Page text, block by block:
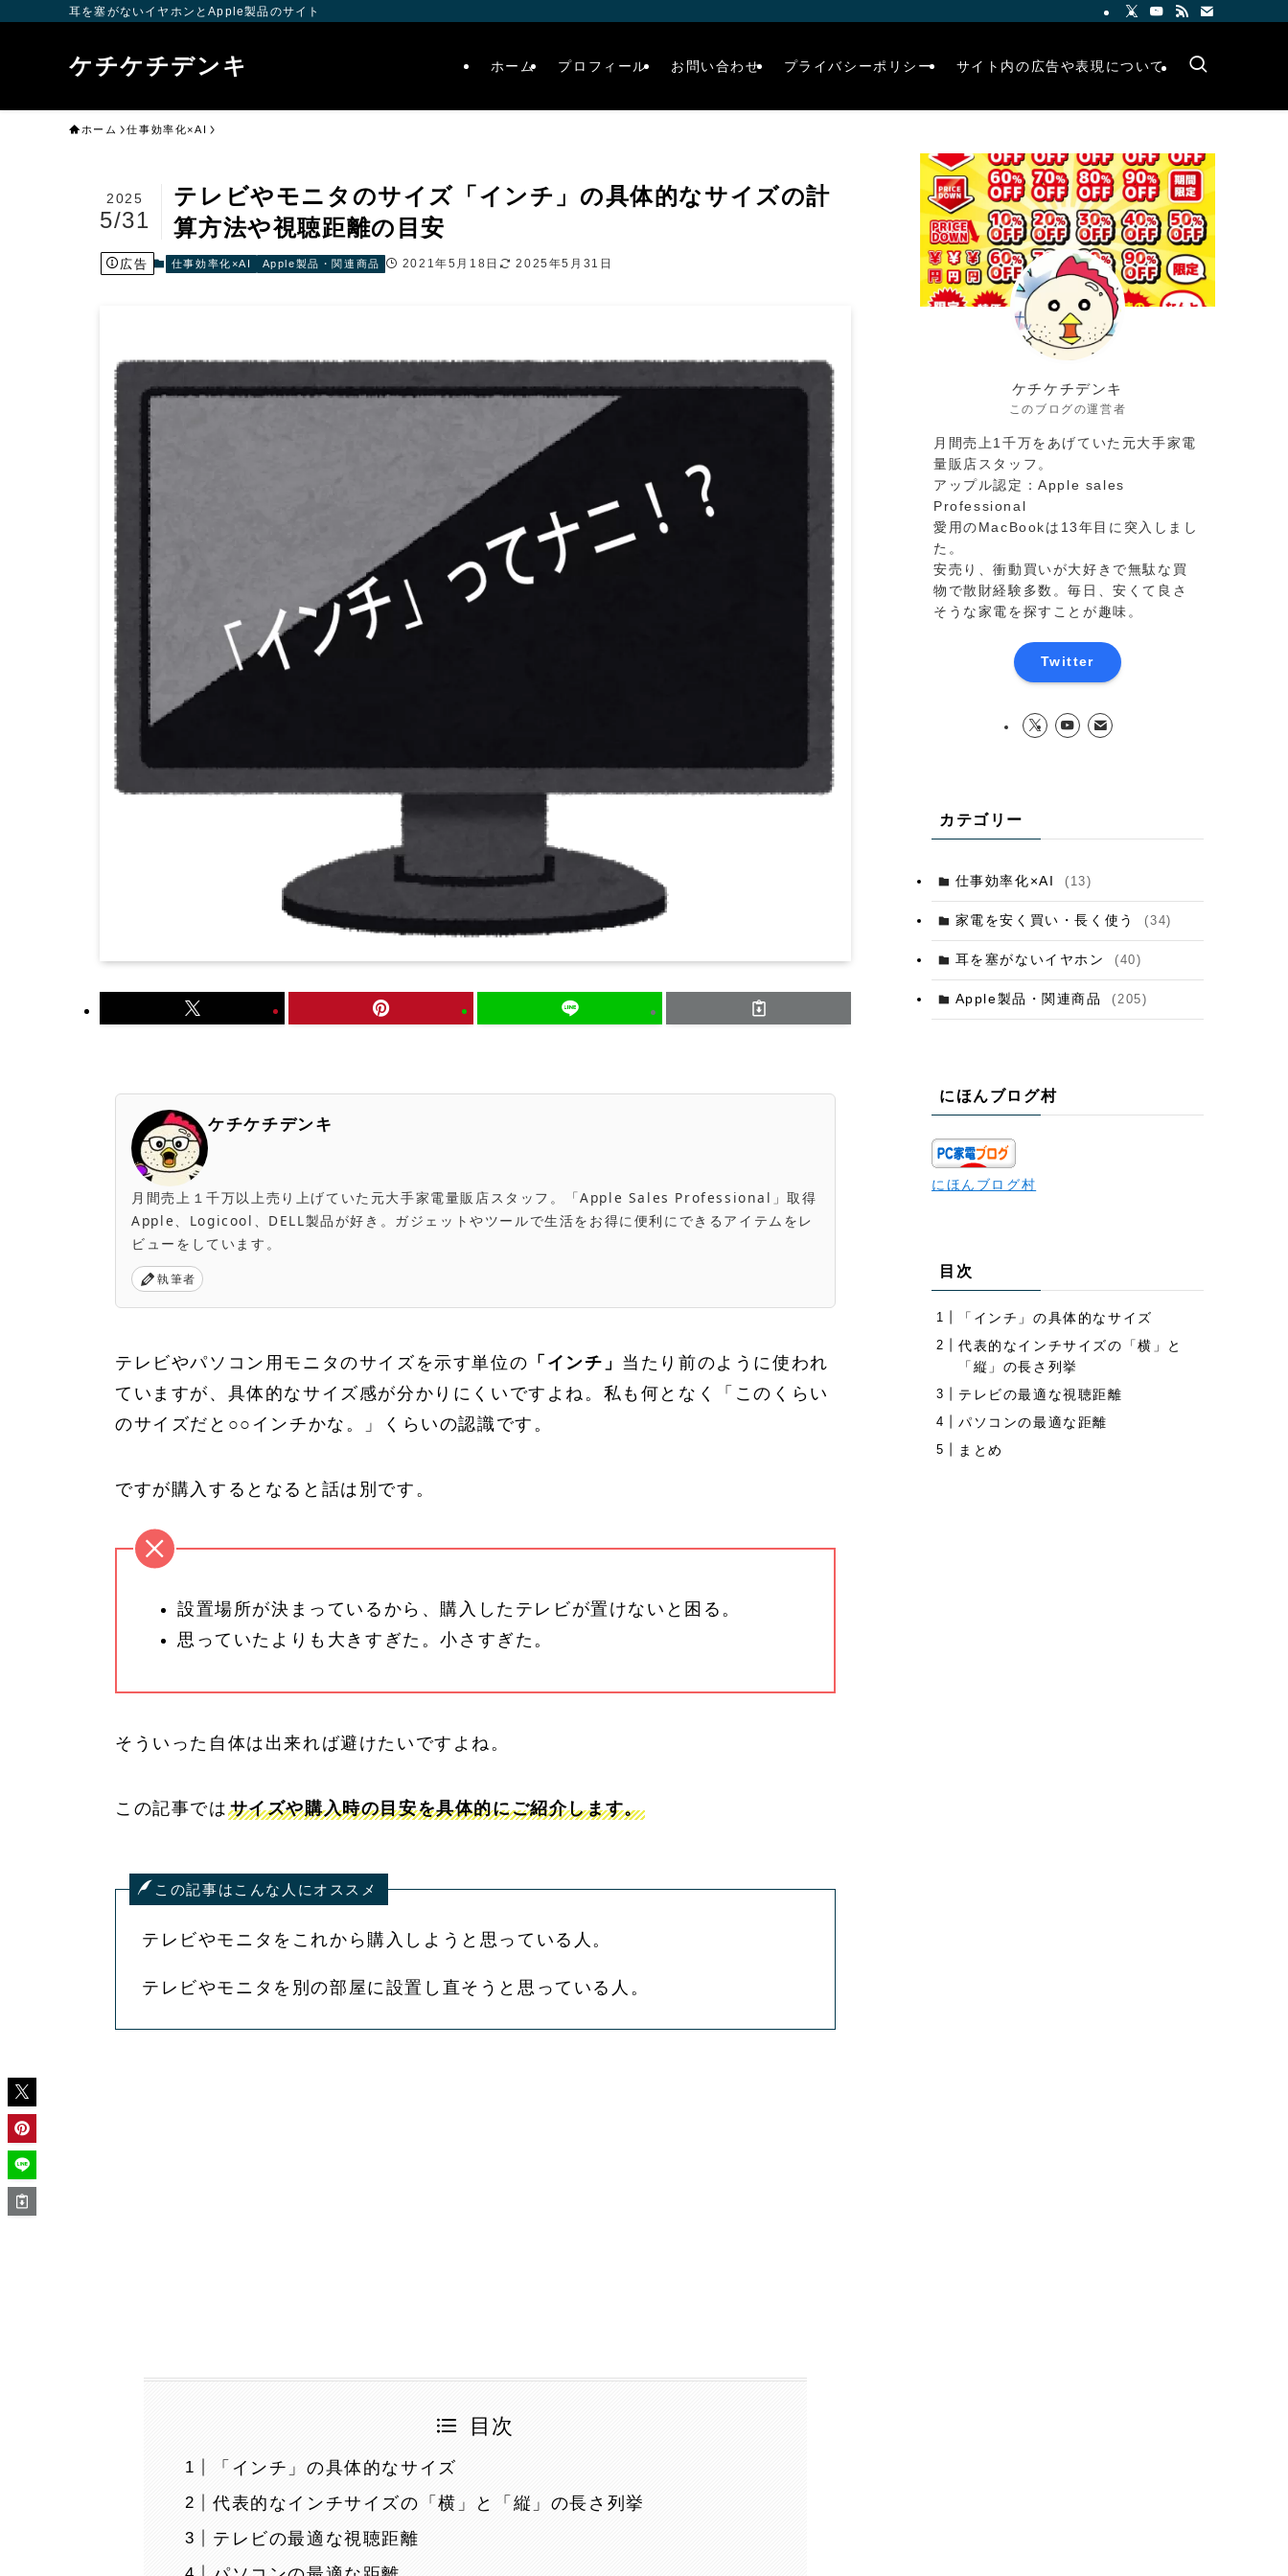
耳を塞がないイヤホンとApple製品のサイト
ケチケチデンキ ホーム プロフィール お問い合わせ プライバシーポリシー サイト内の広告や表現について
ホーム 仕事効率化×AI
テレビやモニタのサイズ「インチ」の具体的なサイズの計
算方法や視聴距離の目安
2025
5/31
広告 仕事効率化×AI Apple製品・関連商品 2021年5月18日 2025年5月31日
ケチケチデンキ
月間売上１千万以上売り上げていた元大手家電量販店スタッフ。「Apple Sales Professional」取得
Apple、Logicool、DELL製品が好き。ガジェットやツールで生活をお得に便利にできるアイテムをレ
ビューをしています。
執筆者
テレビやパソコン用モニタのサイズを示す単位の 「インチ」 当たり前のように使われ
ていますが、具体的なサイズ感が分かりにくいですよね。私も何となく「このくらい
のサイズだと○○インチかな。」くらいの認識です。
ですが購入するとなると話は別です。
設置場所が決まっているから、購入したテレビが置けないと困る。
思っていたよりも大きすぎた。小さすぎた。
そういった自体は出来れば避けたいですよね。
この記事では サイズや購入時の目安を具体的にご紹介します。
この記事はこんな人にオススメ
テレビやモニタをこれから購入しようと思っている人。
テレビやモニタを別の部屋に設置し直そうと思っている人。
目次
「インチ」の具体的なサイズ
代表的なインチサイズの「横」と「縦」の長さ列挙
テレビの最適な視聴距離
ケチケチデンキ
このブログの運営者
月間売上1千万をあげていた元大手家電
量販店スタッフ。
アップル認定：Apple sales
Professional
愛用のMacBookは13年目に突入しまし
た。
安売り、衝動買いが大好きで無駄な買
物で散財経験多数。毎日、安くて良さ
そうな家電を探すことが趣味。
Twitter
カテゴリー
仕事効率化×AI (13)
家電を安く買い・長く使う (34)
耳を塞がないイヤホン (40)
Apple製品・関連商品 (205)
にほんブログ村
にほんブログ村
目次
「インチ」の具体的なサイズ
代表的なインチサイズの「横」と
「縦」の長さ列挙
テレビの最適な視聴距離
パソコンの最適な距離
まとめ